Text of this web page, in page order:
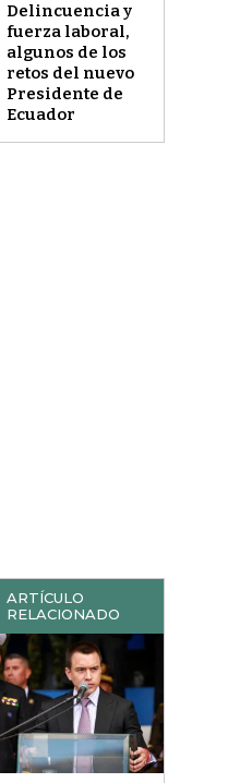
Delincuencia y
fuerza laboral,
algunos de los
retos del nuevo
Presidente de
Ecuador
ARTÍCULO
RELACIONADO